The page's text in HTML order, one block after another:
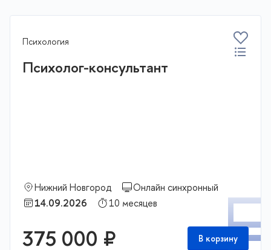
Психология
Психолог-консультант
Нижний Новгород
Онлайн синхронный
14.09.2026
10 месяцев
375 000 ₽ В корзину